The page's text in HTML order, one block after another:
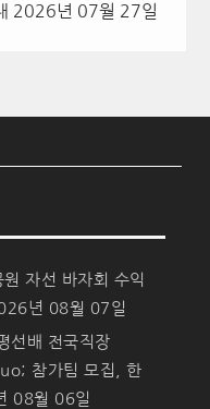
2026년 07월 27일
자선 바자회 수익
년 08월 07일
선배 전국직장
참가팀 모집, 한
08월 06일